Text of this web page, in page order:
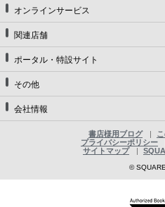
オンラインサービス
関連店舗
ポータル・特設サイト
その他
会社情報
書店様用ブログ
プライバシーポリシー
サイトマップ
©